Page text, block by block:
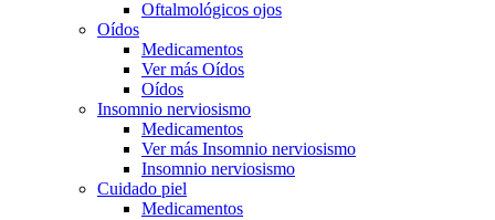
Oftalmológicos ojos
Oídos
Medicamentos
Ver más Oídos
Oídos
Insomnio nerviosismo
Medicamentos
Ver más Insomnio nerviosismo
Insomnio nerviosismo
Cuidado piel
Medicamentos